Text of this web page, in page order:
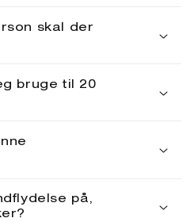
skal der
bruge til 20
på,